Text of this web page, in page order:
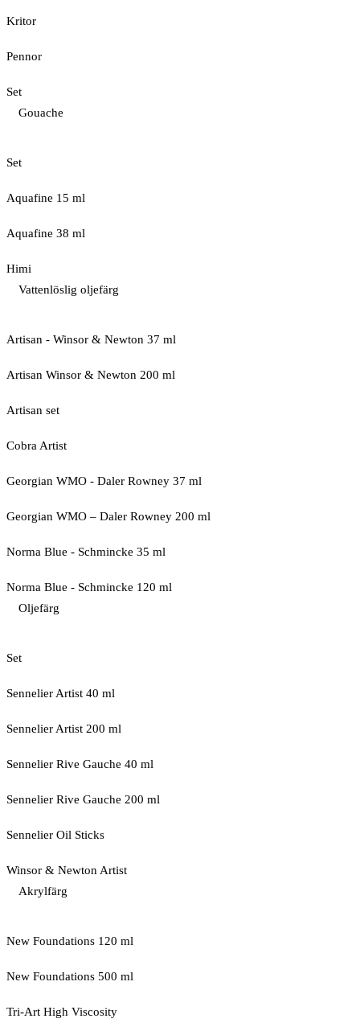
Kritor
Pennor
Set
Gouache
Set
Aquafine 15 ml
Aquafine 38 ml
Himi
Vattenlöslig oljefärg
Artisan - Winsor & Newton 37 ml
Artisan Winsor & Newton 200 ml
Artisan set
Cobra Artist
Georgian WMO - Daler Rowney 37 ml
Georgian WMO – Daler Rowney 200 ml
Norma Blue - Schmincke 35 ml
Norma Blue - Schmincke 120 ml
Oljefärg
Set
Sennelier Artist 40 ml
Sennelier Artist 200 ml
Sennelier Rive Gauche 40 ml
Sennelier Rive Gauche 200 ml
Sennelier Oil Sticks
Winsor & Newton Artist
Akrylfärg
New Foundations 120 ml
New Foundations 500 ml
Tri-Art High Viscosity